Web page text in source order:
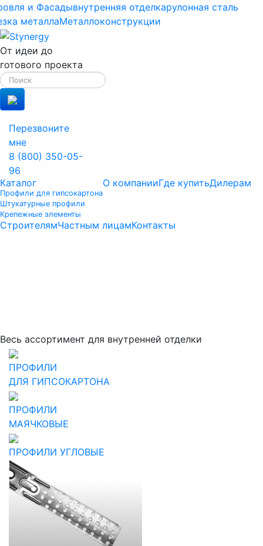
и Фасадывнутренняя отделкарулонная сталь
металлаМеталлоконструкции
От идеи до
готового проекта
Перезвоните
мне
8 (800) 350-05-
96
Каталог
Профили для гипсокартона
Штукатурные профили
Крепежные элементы
О компанииГде купитьДилерам
СтроителямЧастным лицамКонтакты
Весь ассортимент для внутренней отделки
ПРОФИЛИ
ДЛЯ ГИПСОКАРТОНА
ПРОФИЛИ
МАЯЧКОВЫЕ
ПРОФИЛИ УГЛОВЫЕ